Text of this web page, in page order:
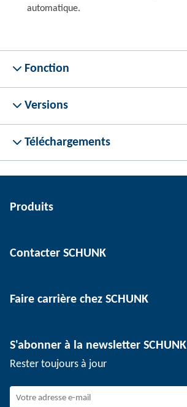
automatique.
Fonction
Versions
Téléchargements
Produits
Technologie d'automatisation
Technologie de serrage de pièce
Contacter SCHUNK
Sites
Événements
Faire carrière chez SCHUNK
SCHUNK en tant qu'employeur
Rejoindre SCHUNK
S'abonner à la newsletter SCHUNK
Rester toujours à jour